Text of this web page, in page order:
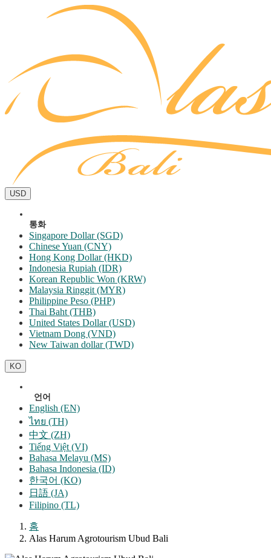
USD
통화
Singapore Dollar (SGD)
Chinese Yuan (CNY)
Hong Kong Dollar (HKD)
Indonesia Rupiah (IDR)
Korean Republic Won (KRW)
Malaysia Ringgit (MYR)
Philippine Peso (PHP)
Thai Baht (THB)
United States Dollar (USD)
Vietnam Dong (VND)
New Taiwan dollar (TWD)
KO
언어
English (EN)
ไทย (TH)
中文 (ZH)
Tiếng Việt (VI)
Bahasa Melayu (MS)
Bahasa Indonesia (ID)
한국어 (KO)
日語 (JA)
Filipino (TL)
홈
Alas Harum Agrotourism Ubud Bali